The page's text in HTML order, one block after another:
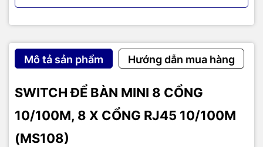
Mô tả sản phẩm Hướng dẫn mua hàng
SWITCH ĐỂ BÀN MINI 8 CỔNG
10/100M, 8 X CỔNG RJ45 10/100M
(MS108)